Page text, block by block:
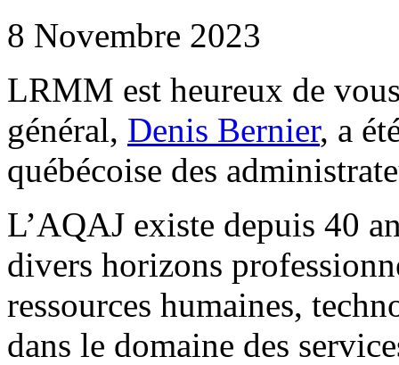
8 Novembre 2023
LRMM est heureux de
général, Denis Bernier, a
québécoise des
L’AQAJ existe depuis 40
divers horizons
ressources humaines,
dans le domaine des